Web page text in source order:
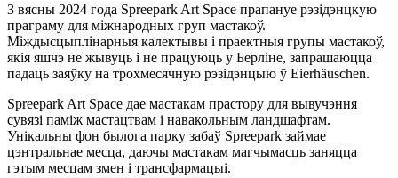
З вясны 2024 года Spreepark Art Space прапануе рэзідэнцкую
праграму для міжнародных груп мастакоў.
Міждысцыплінарныя калектывы і праектныя групы мастакоў,
якія яшчэ не жывуць і не працуюць у Берліне, запрашаюцца
падаць заяўку на трохмесячную рэзідэнцыю ў Eierhäuschen.
Spreepark Art Space дае мастакам прастору для вывучэння
сувязі паміж мастацтвам і навакольным ландшафтам.
Унікальны фон былога парку забаў Spreepark займае
цэнтральнае месца, даючы мастакам магчымасць заняцца
гэтым месцам змен і трансфармацыі.